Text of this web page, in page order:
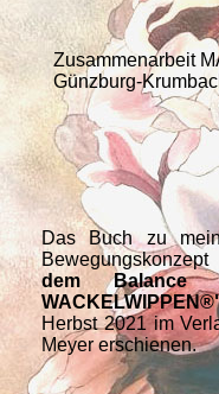
Zusammenarbeit
Günzburg-
Das Buch zu
dem Balance
Herbst 2021 im
Meyer erschienen.